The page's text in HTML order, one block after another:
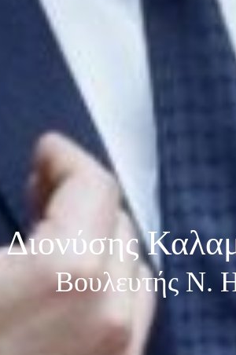
Διονύσης
Βουλευτής Ν.